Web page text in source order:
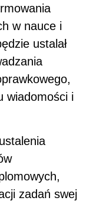
w nauce i
ustalał
wiadomości i
zadań swej